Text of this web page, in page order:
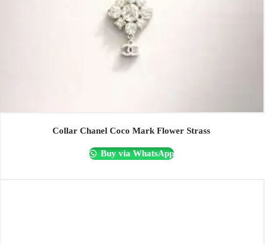
Collar Chanel Coco Mark Flower Strass
Buy via WhatsApp